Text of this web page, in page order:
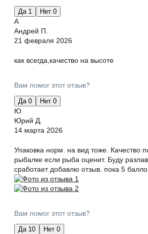
Да 1 Нет 0
А
Андрей П.
21 февраля 2026
как всегда,качество на высоте
Вам помог этот отзыв?
Да 0 Нет 0
Ю
Юрий Д.
14 марта 2026
Упаковка норм. на вид тоже. Качество
рыбалке если рыба оценит. Буду
сработает добавлю отзыв. пока 5
Вам помог этот отзыв?
Да 10 Нет 0